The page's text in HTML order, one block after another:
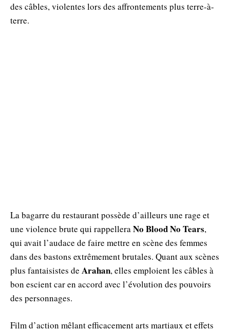
des câbles, violentes lors des affrontements plus terre-à-
terre.
La bagarre du restaurant possède d’ailleurs une rage et
une violence brute qui rappelleraNo Blood No Tears,
qui avait l’audace de faire mettre en scène des femmes
dans des bastons extrêmement brutales. Quant aux scènes
plus fantaisistes de Arahan, elles emploient les câbles à
bon escient car en accord avec l’évolution des pouvoirs
des personnages.
Film d’action mêlant efficacement arts martiaux et effets